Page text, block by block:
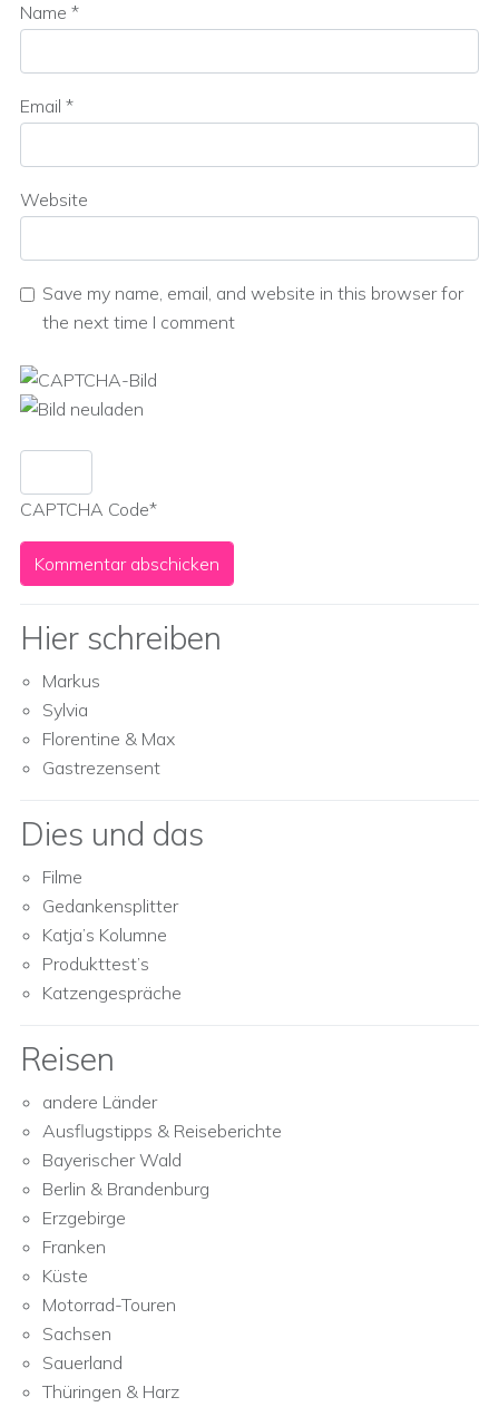
Name *
Email *
Website
Save my name, email, and website in this browser for
the next time I comment
CAPTCHA Code*
Hier schreiben
Markus
Sylvia
Florentine & Max
Gastrezensent
Dies und das
Filme
Gedankensplitter
Katja’s Kolumne
Produkttest’s
Katzengespräche
Reisen
andere Länder
Ausflugstipps & Reiseberichte
Bayerischer Wald
Berlin & Brandenburg
Erzgebirge
Franken
Küste
Motorrad-Touren
Sachsen
Sauerland
Thüringen & Harz